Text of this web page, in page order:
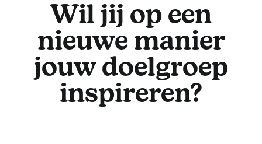
Wil jij op een
nieuwe manier
jouw doelgroep
inspireren?